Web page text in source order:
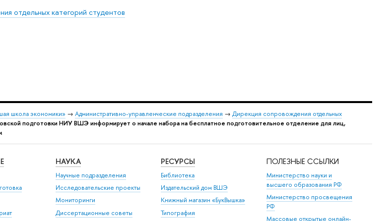
отдельных категорий студентов
школа экономики» → Административно-управленческие подразделения → Дирекция сопровождения отдельных
подготовки НИУ ВШЭ информирует о начале набора на бесплатное подготовительное отделение для лиц,
НАУКА
Научные подразделения
Исследовательские проекты
Мониторинги
Диссертационные советы
РЕСУРСЫ
Библиотека
Издательский дом ВШЭ
Книжный магазин «БукВышка»
Типография
ПОЛЕЗНЫЕ ССЫЛКИ
Министерство науки и
высшего образования РФ
Министерство просвещения
РФ
Массовые открытые онлайн-